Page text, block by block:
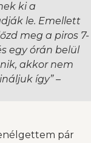
ki a
le. Emellett
meg a piros 7-
egy órán belül
akkor nem
így” –
pár